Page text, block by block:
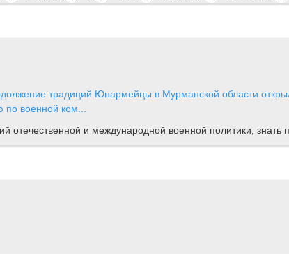
традиций Юнармейцы в Мурманской области
военной ком...
отечественной и международной военной политики,